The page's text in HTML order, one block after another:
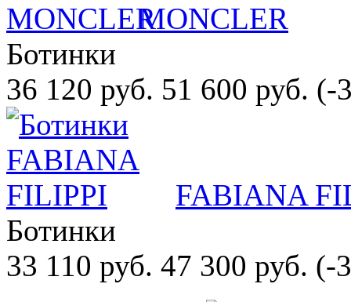
MONCLER
Ботинки
36 120 руб. 51 600 руб. (-
FABIANA
Ботинки
33 110 руб. 47 300 руб. (-